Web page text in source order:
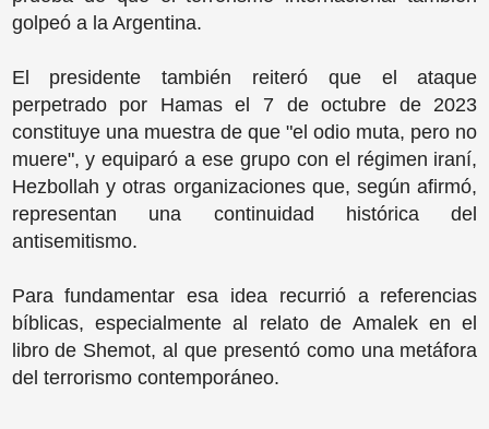
golpeó a la Argentina.
El presidente también reiteró que el ataque
perpetrado por Hamas el 7 de octubre de 2023
constituye una muestra de que "el odio muta, pero no
muere", y equiparó a ese grupo con el régimen iraní,
Hezbollah y otras organizaciones que, según afirmó,
representan una continuidad histórica del
antisemitismo.
Para fundamentar esa idea recurrió a referencias
bíblicas, especialmente al relato de Amalek en el
libro de Shemot, al que presentó como una metáfora
del terrorismo contemporáneo.